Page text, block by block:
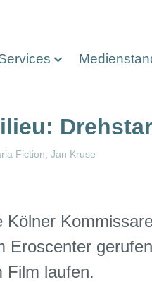
Fiction Jan Kruse
Eroscenter
Film laufen.